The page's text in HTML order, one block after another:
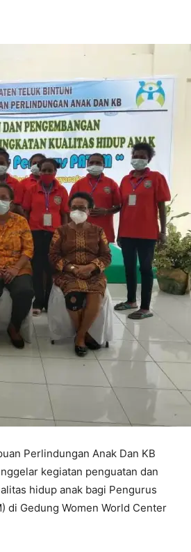
Perlindungan Anak Dan KB
kegiatan penguatan dan
hidup anak bagi Pengurus
di Gedung Women World Center